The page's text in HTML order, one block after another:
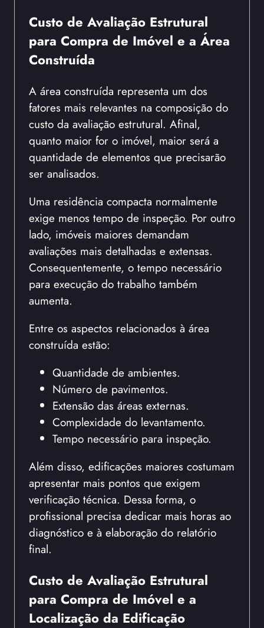
Custo de Avaliação Estrutural
para Compra de Imóvel e a Área
Construída
A área construída representa um dos
fatores mais relevantes na composição do
custo da avaliação estrutural. Afinal,
quanto maior for o imóvel, maior será a
quantidade de elementos que precisarão
ser analisados.
Uma residência compacta normalmente
exige menos tempo de inspeção. Por outro
lado, imóveis maiores demandam
avaliações mais detalhadas e extensas.
Consequentemente, o tempo necessário
para execução do trabalho também
aumenta.
Entre os aspectos relacionados à área
construída estão:
Quantidade de ambientes.
Número de pavimentos.
Extensão das áreas externas.
Complexidade do levantamento.
Tempo necessário para inspeção.
Além disso, edificações maiores costumam
apresentar mais pontos que exigem
verificação técnica. Dessa forma, o
profissional precisa dedicar mais horas ao
diagnóstico e à elaboração do relatório
final.
Custo de Avaliação Estrutural
para Compra de Imóvel e a
Localização da Edificação